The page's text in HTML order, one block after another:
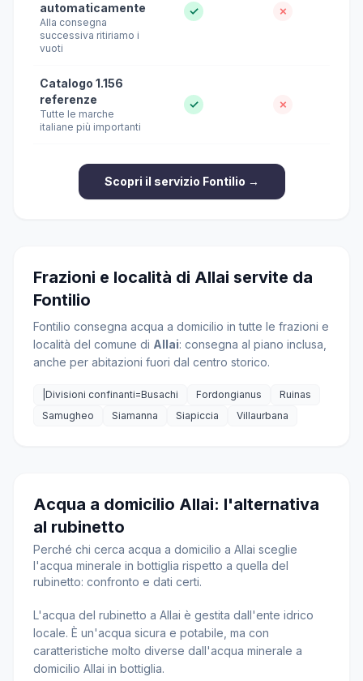
automaticamente
Alla consegna
successiva ritiriamo i
vuoti
✓ ✗
Catalogo 1.156
referenze
Tutte le marche
italiane più importanti
✓ ✗
Scopri il servizio Fontilio →
Frazioni e località di Allai servite da
Fontilio
Fontilio consegna acqua a domicilio in tutte le frazioni e
località del comune di Allai: consegna al piano inclusa,
anche per abitazioni fuori dal centro storico.
|Divisioni confinanti=Busachi Fordongianus
Ruinas
Samugheo
Siamanna Siapiccia Villaurbana
Acqua a domicilio Allai: l'alternativa
al rubinetto
Perché chi cerca acqua a domicilio a Allai sceglie
l'acqua minerale in bottiglia rispetto a quella del
rubinetto: confronto e dati certi.
L'acqua del rubinetto a Allai è gestita dall'ente idrico
locale. È un'acqua sicura e potabile, ma con
caratteristiche molto diverse dall'acqua minerale a
domicilio Allai in bottiglia.